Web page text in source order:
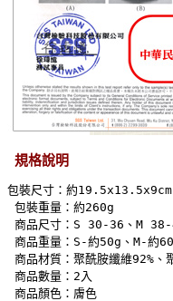
規格說明
包裝尺寸：約19.5x13.5x9cm
包裝重量：約260g
商品尺寸：S 30-36、M
商品重量：S-約50g、M-約
商品材質：聚酰胺纖維92%、
商品數量：2入
商品顏色：膚色